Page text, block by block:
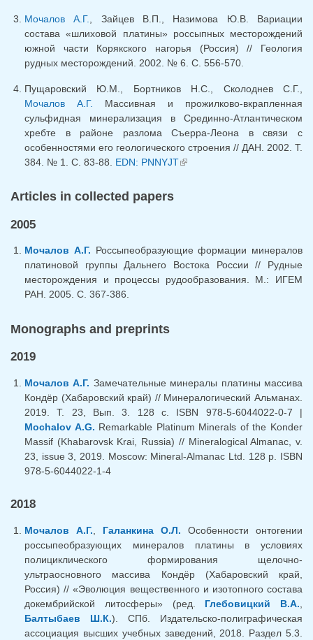
Мочалов А.Г., Зайцев В.П., Назимова Ю.В. Вариации
состава «шлиховой платины» россыпных месторождений
южной части Корякского нагорья (Россия) // Геология
рудных месторождений. 2002. № 6. С. 556-570.
Пущаровский Ю.М., Бортников Н.С., Сколоднев С.Г.,
Мочалов А.Г. Массивная и прожилково-вкрапленная
сульфидная минерализация в Срединно-Атлантическом
хребте в районе разлома Съерра-Леона в связи с
особенностями его геологического строения // ДАН. 2002. Т.
384. № 1. С. 83-88. EDN: PNNYJT(link is external)
Articles in collected papers
2005
Мочалов А.Г. Россыпеобразующие формации минералов
платиновой группы Дальнего Востока России // Рудные
месторождения и процессы рудообразования. М.: ИГЕМ
РАН. 2005. С. 367-386.
Monographs and preprints
2019
Мочалов А.Г. Замечательные минералы платины массива
Кондёр (Хабаровский край) // Минералогический Альманах.
2019. Т. 23, Вып. 3. 128 с. ISBN 978-5-6044022-0-7 |
Mochalov A.G. Remarkable Platinum Minerals of the Konder
Massif (Khabarovsk Krai, Russia) // Mineralogical Almanac, v.
23, issue 3, 2019. Moscow: Mineral-Almanac Ltd. 128 p. ISBN
978-5-6044022-1-4
2018
Мочалов А.Г. Галанкина О.Л. Особенности онтогении
россыпеобразующих минералов платины в условиях
полициклического формирования щелочно-
ультраосновного массива Кондёр (Хабаровский край,
Россия) // «Эволюция вещественного и изотопного состава
докембрийской литосферы» (ред. Глебовицкий В.А.
Балтыбаев Ш.К.). СПб. Издательско-полиграфическая
ассоциация высших учебных заведений, 2018. Раздел 5.3.